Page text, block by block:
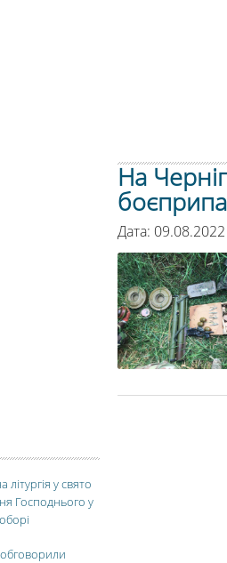
На
Дата:
у свято
Господнього у